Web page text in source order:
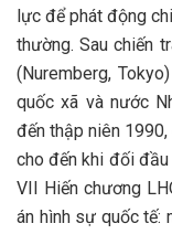
lực để phát động
thường. Sau chiến
(Nuremberg,
quốc xã và nước
đến thập niên
cho đến khi đối
VII Hiến chương
án hình sự quốc tế: